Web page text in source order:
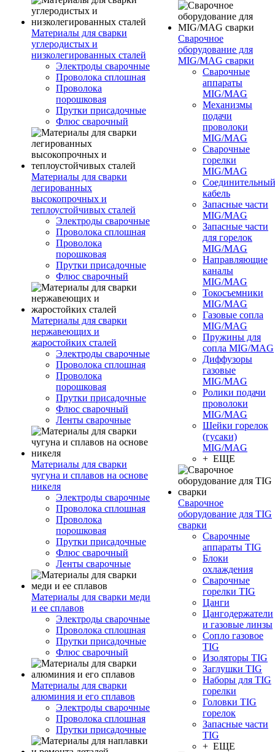
Материалы для сварки
углеродистых и
низколегированных сталей
Электроды сварочные
Проволока сплошная
Проволока
порошковая
Прутки присадочные
Флюс сварочный
Материалы для сварки
легированных
высокопрочных и
теплоустойчивых сталей
Электроды сварочные
Проволока сплошная
Проволока
порошковая
Прутки присадочные
Флюс сварочный
Материалы для сварки
нержавеющих и
жаростойких сталей
Электроды сварочные
Проволока сплошная
Проволока
порошковая
Прутки присадочные
Флюс сварочный
Ленты сварочные
Материалы для сварки
чугуна и сплавов на основе
никеля
Электроды сварочные
Проволока сплошная
Проволока
порошковая
Прутки присадочные
Флюс сварочный
Ленты сварочные
Материалы для сварки меди
и ее сплавов
Электроды сварочные
Проволока сплошная
Прутки присадочные
Флюс сварочный
Материалы для сварки
алюминия и его сплавов
Электроды сварочные
Проволока сплошная
Прутки присадочные
Сварочное
оборудование для
MIG/MAG сварки
Сварочные
аппараты
MIG/MAG
Механизмы
подачи
проволоки
MIG/MAG
Сварочные
горелки
MIG/MAG
Соединительный
кабель
Запасные части
MIG/MAG
Запасные части
для горелок
MIG/MAG
Направляющие
каналы
MIG/MAG
Токосъемники
MIG/MAG
Газовые сопла
MIG/MAG
Пружины для
сопла MIG/MAG
Диффузоры
газовые
MIG/MAG
Ролики подачи
проволоки
MIG/MAG
Шейки горелок
(гусаки)
MIG/MAG
+ ЕЩЕ
Сварочное
оборудование для TIG
сварки
Сварочные
аппараты TIG
Блоки
охлаждения
Сварочные
горелки TIG
Цанги
Цангодержатели
и газовые линзы
Сопло газовое
TIG
Изоляторы TIG
Заглушки TIG
Наборы для TIG
горелки
Головки TIG
горелок
Запасные части
TIG
+ ЕЩЕ